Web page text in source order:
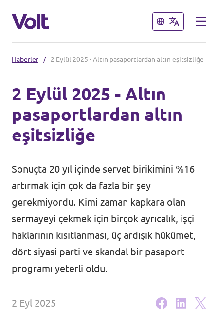
Kapat
Turkish
Kapat
Politikalar
Volt Hakkında
İnsanlar
Haberler
Ajanda
Tüzük & Arşiv
Haberler / 2 Eylül 2025 - Altın pasaportlardan altın eşitsizliğe
2 Eylül 2025 - Altın
pasaportlardan altın
eşitsizliğe
Sonuçta 20 yıl içinde servet birikimini %16
artırmak için çok da fazla bir şey
gerekmiyordu. Kimi zaman kapkara olan
sermayeyi çekmek için birçok ayrıcalık, işçi
haklarının kısıtlanması, üç ardışık hükümet,
dört siyasi parti ve skandal bir pasaport
programı yeterli oldu.
2 Eyl 2025